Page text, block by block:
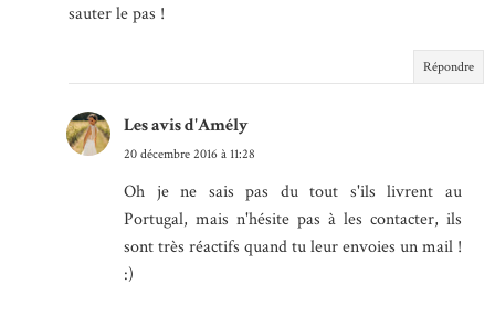
sauter le pas !
Répondre
Les avis d'Amély
20 décembre 2016 à 11:28
Oh je ne sais pas du tout s'ils livrent au
Portugal, mais n'hésite pas à les contacter, ils
sont très réactifs quand tu leur envoies un mail !
:)